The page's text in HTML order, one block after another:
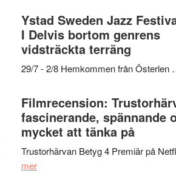
Ystad Sweden Jazz
I Delvis bortom genrens
vidsträckta terräng
29/7 - 2/8 Hemkommen från Österlen
Filmrecension:
fascinerande, spännande
mycket att tänka på
Trustorhärvan Betyg 4 Premiär på
merom